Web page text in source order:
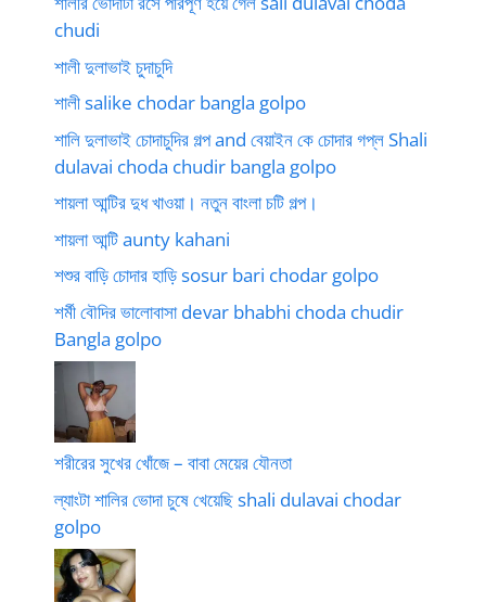
chudi
শালী দুলাভাই চুদাচুদি
শালী salike chodar bangla golpo
শালি দুলাভাই চোদাচুদির গল্প and বেয়াইন কে চোদার গপ্ল Shali
dulavai choda chudir bangla golpo
শায়লা আন্টির দুধ খাওয়া। নতুন বাংলা চটি গল্প।
শায়লা আন্টি aunty kahani
শশুর বাড়ি চোদার হাড়ি sosur bari chodar golpo
শর্মী বৌদির ভালোবাসা devar bhabhi choda chudir
Bangla golpo
শরীরের সুখের খোঁজে – বাবা মেয়ের যৌনতা
ল্যাংটা শালির ভোদা চুষে খেয়েছি shali dulavai chodar
golpo